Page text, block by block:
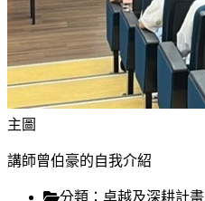
主圖
講師曾伯豪的自我介紹
分類： 卓越及深耕計畫